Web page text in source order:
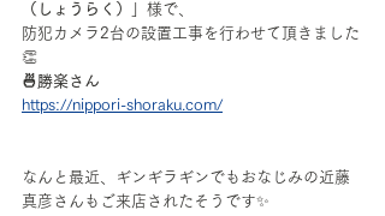
（しょうらく）
」様で、
防犯カメラ2台の設置工事を行わせて頂きました
👏
🍜勝楽さん
https://nippori-shoraku.com/
なんと最近、ギンギラギンでもおなじみの近藤
真彦さんもご来店されたそうです✨